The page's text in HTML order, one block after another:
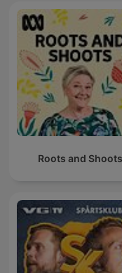
Roots and Shoots